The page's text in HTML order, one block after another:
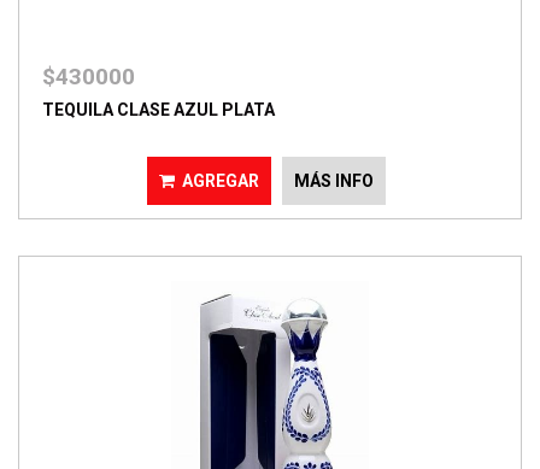
$430000
TEQUILA CLASE AZUL PLATA
AGREGAR MÁS INFO